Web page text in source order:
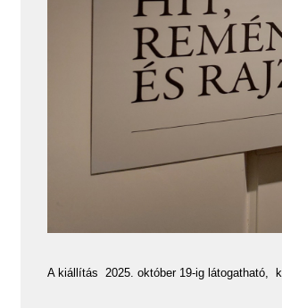
A kiállítás 2025. október 19-ig látogatható,